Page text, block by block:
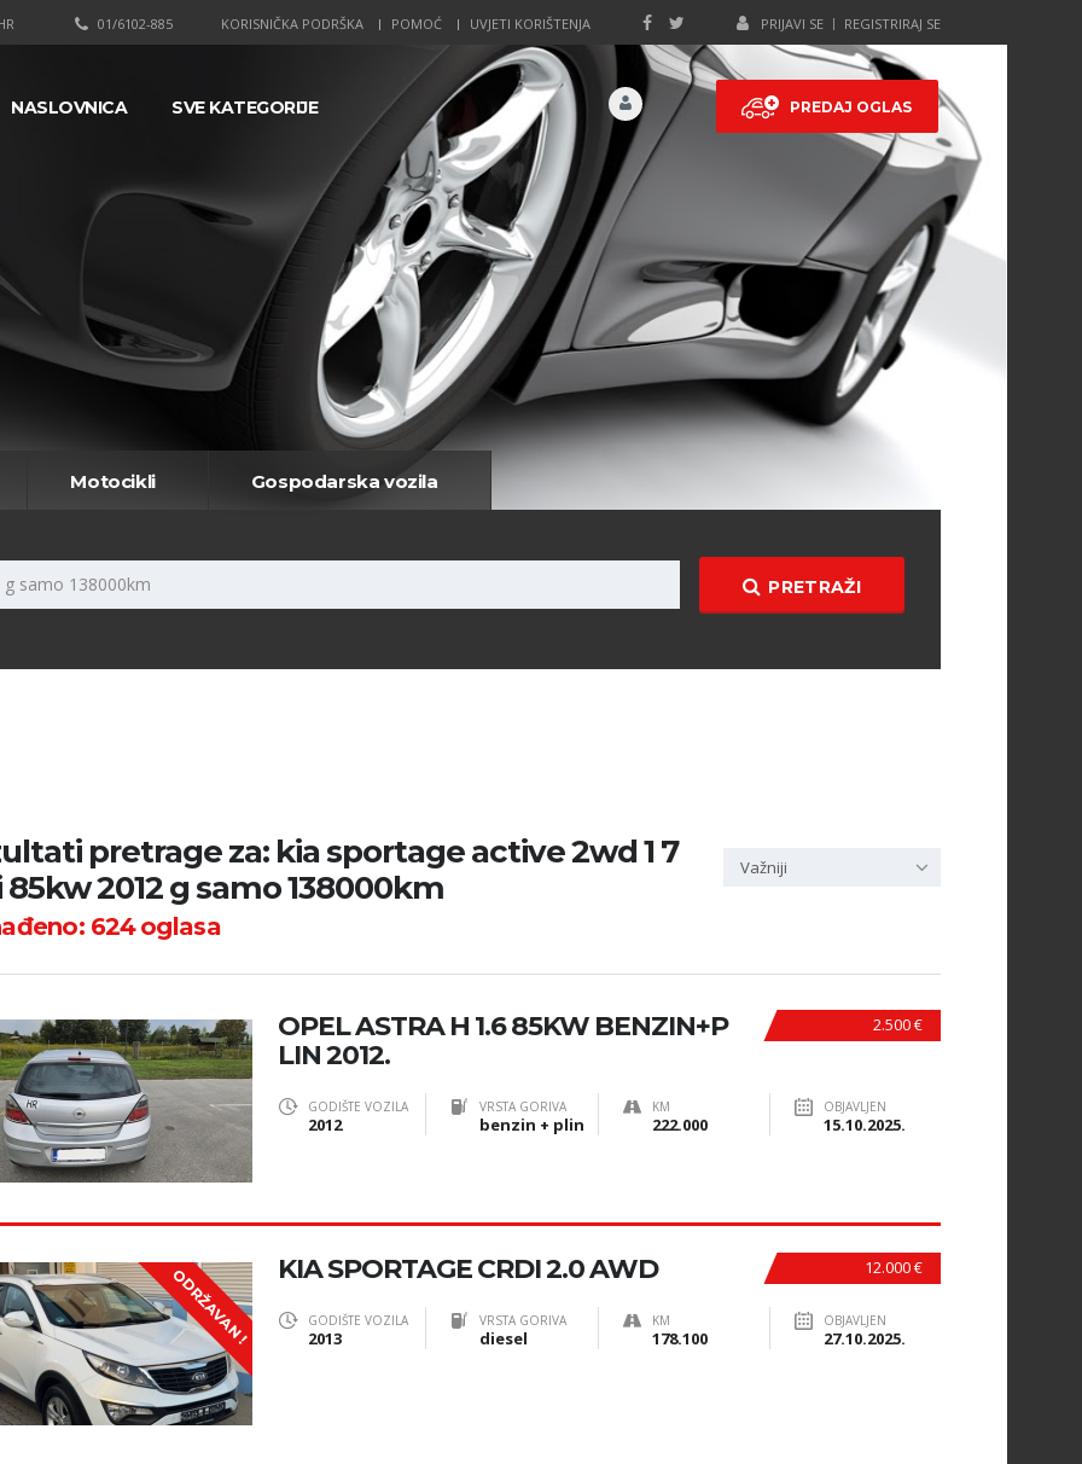
PRIJAVI SE REGISTRIRAJ SE
KORISNIČKA PODRŠKA POMOĆ UVJETI KORIŠTENJA
01/6102-885
PREDAJ OGLAS
NASLOVNICA SVE KATEGORIJE
Motocikli Gospodarska vozila
PRETRAŽI
pretrage za: kia sportage active 2wd 1 7
2012 g samo 138000km
624oglasa
Važniji
2.500 €
OPEL ASTRA H 1.6 85KW BENZIN+P
LIN 2012.
GODIŠTE VOZILA
2012
VRSTA GORIVA
benzin + plin
KM
222.000
OBJAVLJEN
15.10.2025.
ODRŽAVAN ! 12.000 €
KIA SPORTAGE CRDI 2.0 AWD
GODIŠTE VOZILA
2013
VRSTA GORIVA
diesel
KM
178.100
OBJAVLJEN
27.10.2025.